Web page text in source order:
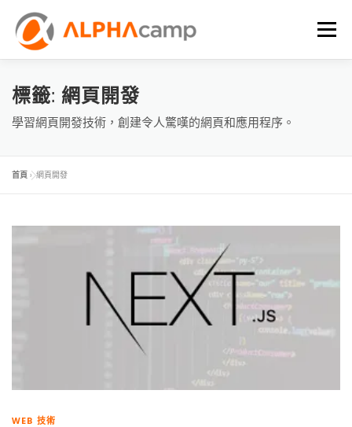
選單
首頁 課程內容
標籤: 網頁開發
學習網頁開發技術，創建令人驚嘆的網頁和應用程序。
首頁 »網頁開發
WEB 技術